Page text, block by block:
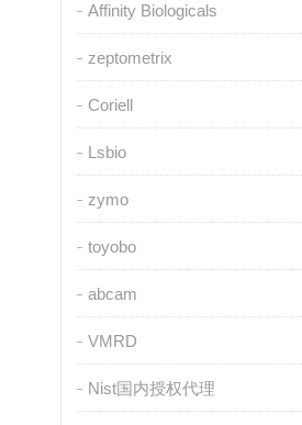
Affinity Biologicals
zeptometrix
Coriell
Lsbio
zymo
toyobo
abcam
VMRD
Nist国内授权代理